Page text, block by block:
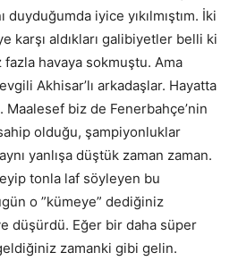
duyduğumda iyice yıkılmıştım. İki
karşı aldıkları galibiyetler belli ki
fazla havaya sokmuştu. Ama
Akhisar’lı arkadaşlar. Hayatta
biz de Fenerbahçe’nin
olduğu, şampiyonluklar
yanlışa düştük zaman zaman.
tonla laf söyleyen bu
o ”kümeye” dediğiniz
düşürdü. Eğer bir daha süper
zamanki gibi gelin.